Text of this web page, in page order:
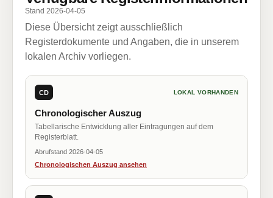
Stand 2026-04-05
Diese Übersicht zeigt ausschließlich
Registerdokumente und Angaben, die in unserem
lokalen Archiv vorliegen.
CD LOKAL VORHANDEN
Chronologischer Auszug
Tabellarische Entwicklung aller Eintragungen auf dem
Registerblatt.
Abrufstand 2026-04-05
Chronologischen Auszug ansehen